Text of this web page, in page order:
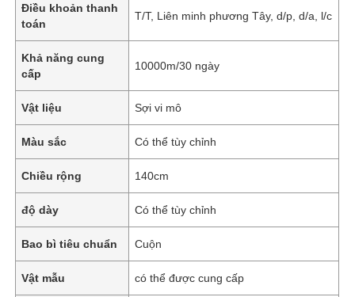
Điều khoản thanh
toán
T/T, Liên minh phương Tây, d/p, d/a, l/c
Khả năng cung
cấp
10000m/30 ngày
Vật liệu Sợi vi mô
Màu sắc Có thể tùy chỉnh
Chiều rộng 140cm
độ dày Có thể tùy chỉnh
Bao bì tiêu chuẩn Cuộn
Vật mẫu có thể được cung cấp